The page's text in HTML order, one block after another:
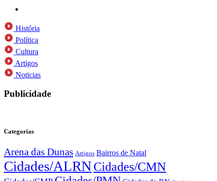
História
Política
Cultura
Artigos
Noticias
Publicidade
Categorias
Arena das Dunas Artigos Bairros de Natal
Cidades/ALRNCidades/CMN